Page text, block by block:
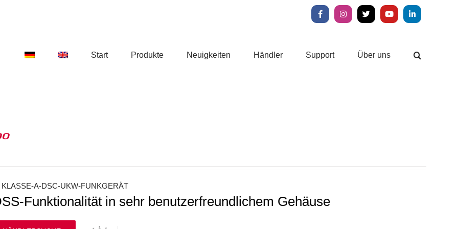
FacebookInstagram
X YouTubeLinkedIn
Start Produkte Neuigkeiten Händler Support Über uns
A-DSC-UKW-FUNKGERÄT
Funktionalität in sehr benutzerfreundlichem Gehäuse